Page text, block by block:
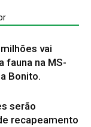
vai
fauna na MS-
Bonito.
serão
recapeamento